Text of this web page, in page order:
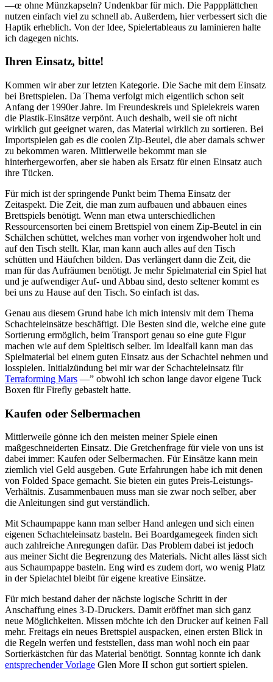
—œ ohne Münzkapseln? Undenkbar für mich. Die Pappplättchen
nutzen einfach viel zu schnell ab. Außerdem, hier verbessert sich die
Haptik erheblich. Von der Idee, Spielertableaus zu laminieren halte
ich dagegen nichts.
Ihren Einsatz, bitte!
Kommen wir aber zur letzten Kategorie. Die Sache mit dem Einsatz
bei Brettspielen. Da Thema verfolgt mich eigentlich schon seit
Anfang der 1990er Jahre. Im Freundeskreis und Spielekreis waren
die Plastik-Einsätze verpönt. Auch deshalb, weil sie oft nicht
wirklich gut geeignet waren, das Material wirklich zu sortieren. Bei
Importspielen gab es die coolen Zip-Beutel, die aber damals schwer
zu bekommen waren. Mittlerweile bekommt man sie
hinterhergeworfen, aber sie haben als Ersatz für einen Einsatz auch
ihre Tücken.
Für mich ist der springende Punkt beim Thema Einsatz der
Zeitaspekt. Die Zeit, die man zum aufbauen und abbauen eines
Brettspiels benötigt. Wenn man etwa unterschiedlichen
Ressourcensorten bei einem Brettspiel von einem Zip-Beutel in ein
Schälchen schüttet, welches man vorher von irgendwoher holt und
auf den Tisch stellt. Klar, man kann auch alles auf den Tisch
schütten und Häufchen bilden. Das verlängert dann die Zeit, die
man für das Aufräumen benötigt. Je mehr Spielmaterial ein Spiel hat
und je aufwendiger Auf- und Abbau sind, desto seltener kommt es
bei uns zu Hause auf den Tisch. So einfach ist das.
Genau aus diesem Grund habe ich mich intensiv mit dem Thema
Schachteleinsätze beschäftigt. Die Besten sind die, welche eine gute
Sortierung ermöglich, beim Transport genau so eine gute Figur
machen wie auf dem Spieltisch selber. Im Idealfall kann man das
Spielmaterial bei einem guten Einsatz aus der Schachtel nehmen und
losspielen. Initialzündung bei mir war der Schachteleinsatz für
Terraforming Mars —” obwohl ich schon lange davor eigene Tuck
Boxen für Firefly gebastelt hatte.
Kaufen oder Selbermachen
Mittlerweile gönne ich den meisten meiner Spiele einen
maßgeschneiderten Einsatz. Die Gretchenfrage für viele von uns ist
dabei immer: Kaufen oder Selbermachen. Für Einsätze kann mein
ziemlich viel Geld ausgeben. Gute Erfahrungen habe ich mit denen
von Folded Space gemacht. Sie bieten ein gutes Preis-Leistungs-
Verhältnis. Zusammenbauen muss man sie zwar noch selber, aber
die Anleitungen sind gut verständlich.
Mit Schaumpappe kann man selber Hand anlegen und sich einen
eigenen Schachteleinsatz basteln. Bei Boardgamegeek finden sich
auch zahlreiche Anregungen dafür. Das Problem dabei ist jedoch
aus meiner Sicht die Begrenzung des Materials. Nicht alles lässt sich
aus Schaumpappe basteln. Eng wird es zudem dort, wo wenig Platz
in der Spielachtel bleibt für eigene kreative Einsätze.
Für mich bestand daher der nächste logische Schritt in der
Anschaffung eines 3-D-Druckers. Damit eröffnet man sich ganz
neue Möglichkeiten. Missen möchte ich den Drucker auf keinen Fall
mehr. Freitags ein neues Brettspiel auspacken, einen ersten Blick in
die Regeln werfen und feststellen, dass man wohl noch ein paar
Sortierkästchen für das Material benötigt. Sonntag konnte ich dank
entsprechender Vorlage Glen More II schon gut sortiert spielen.